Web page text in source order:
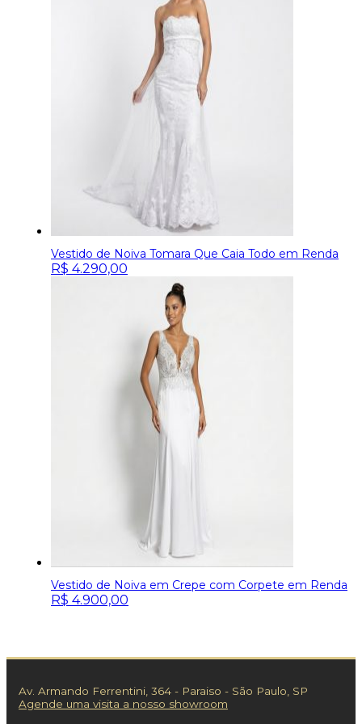
Vestido de Noiva Tomara Que Caia Todo em Renda
R$ 4.290,00
Vestido de Noiva em Crepe com Corpete em Renda
R$ 4.900,00
Av. Armando Ferrentini, 364 - Paraiso - São Paulo, SP
Agende uma visita a nosso showroom